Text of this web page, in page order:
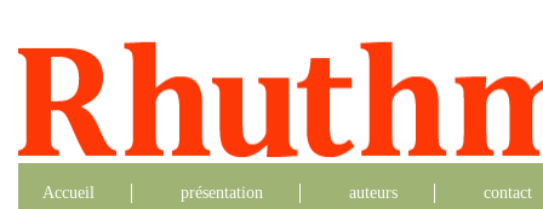
Accueil présentation auteurs contact